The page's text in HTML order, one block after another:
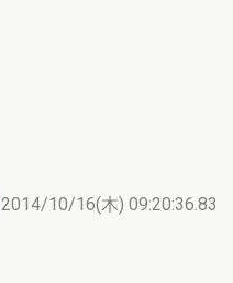
2014/10/16(木) 09:20:36.83